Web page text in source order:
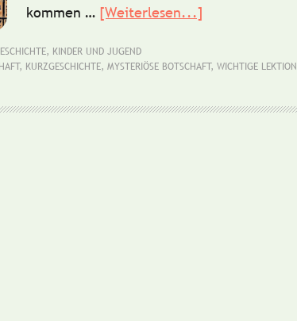
kommen … [Weiterlesen...]
unentzifferbare
, KINDER UND JUGEND
, KURZGESCHICHTE, MYSTERIÖSE BOTSCHAFT, WICHTIGE LEKTION